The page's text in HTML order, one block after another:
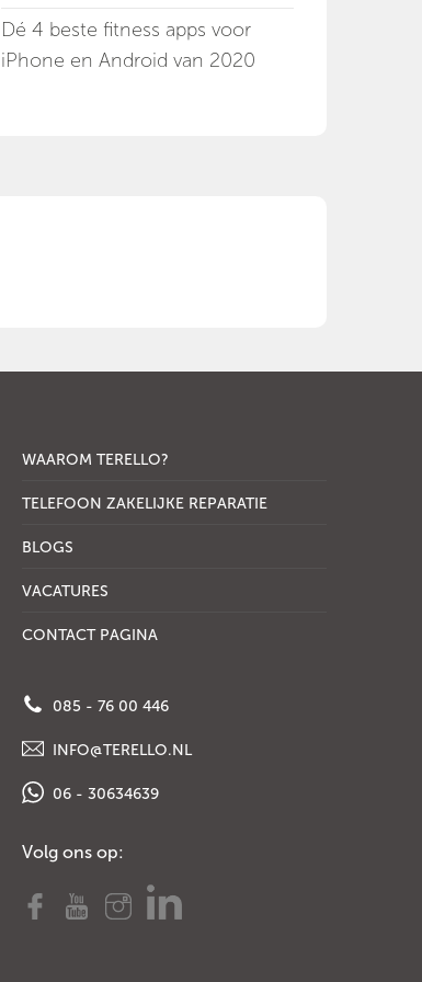
Dé 4 beste fitness apps voor
iPhone en Android van 2020
WAAROM TERELLO?
TELEFOON ZAKELIJKE REPARATIE
BLOGS
VACATURES
CONTACT PAGINA
085 - 76 00 446
INFO@TERELLO.NL
06 - 30634639
Volg ons op: